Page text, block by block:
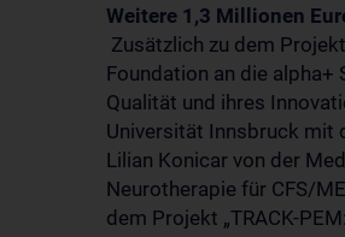
Weitere 1,3 Millionen
Zusätzlich zu dem
Foundation an die
Qualität und ihres
Universität Innsbruck mit
Lilian Konicar von der
Neurotherapie für CFS/
dem Projekt „TRACK-